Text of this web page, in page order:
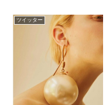
ツイッター